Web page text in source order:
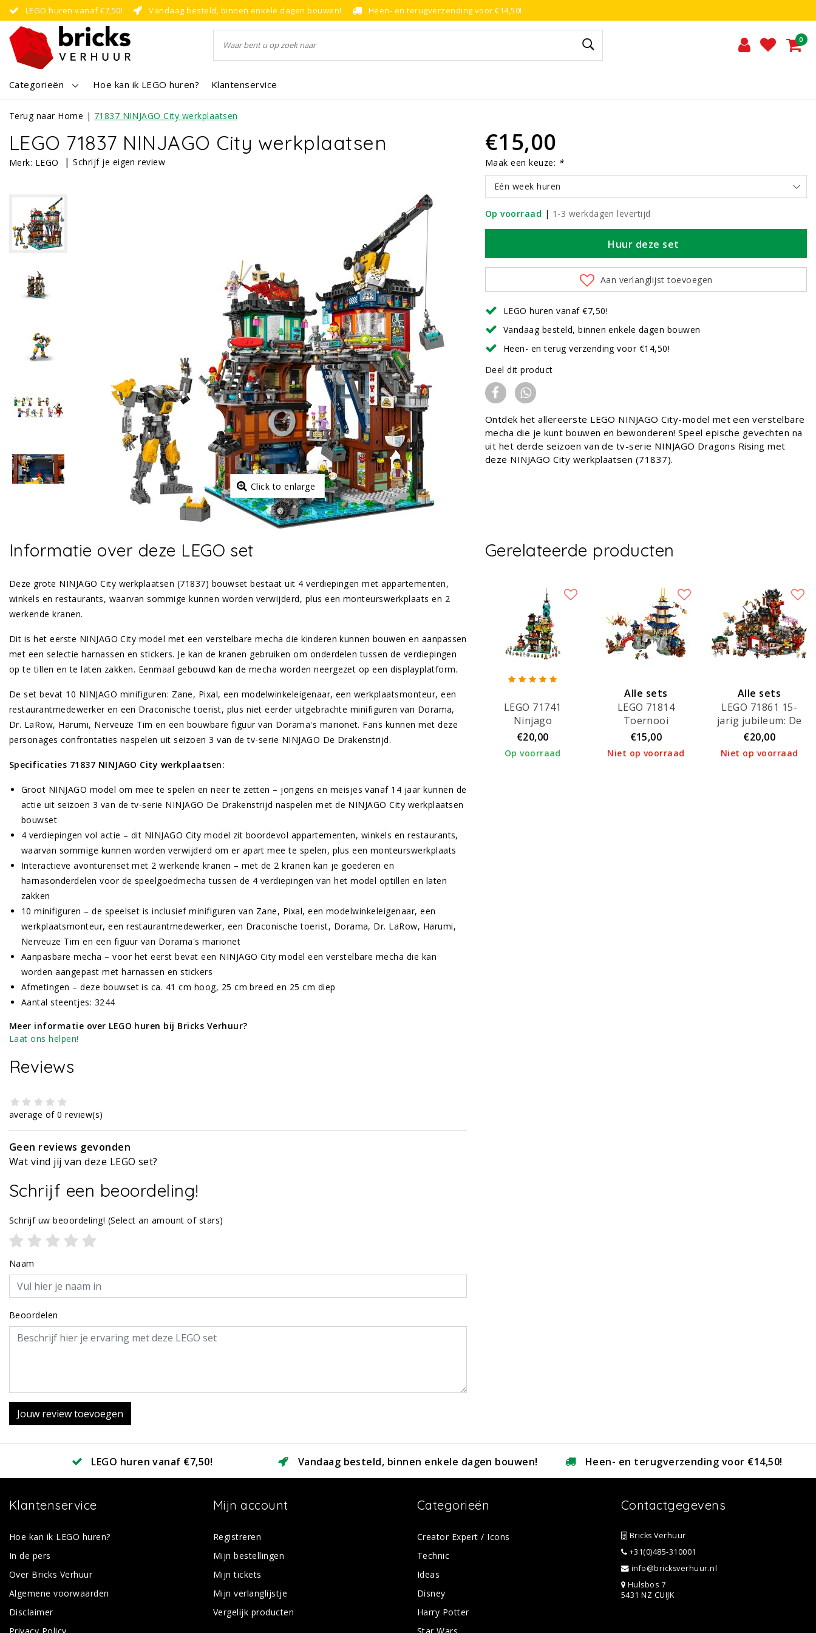
LEGO huren vanaf €7,50! Vandaag besteld, binnen enkele dagen bouwen! Heen- en terugverzending voor €14,50!
0
Categorieën Hoe kan ik LEGO huren? Klantenservice
Terug naar Home | 71837 NINJAGO City werkplaatsen
LEGO 71837 NINJAGO City werkplaatsen
Merk: LEGO |Schrijf je eigen review
Click to enlarge
€15,00
Maak een keuze: *
Eén week huren
Op voorraad | 1-3 werkdagen levertijd
Huur deze set
Aan verlanglijst toevoegen
LEGO huren vanaf €7,50!
Vandaag besteld, binnen enkele dagen bouwen
Heen- en terug verzending voor €14,50!
Deel dit product
Ontdek het allereerste LEGO NINJAGO City-model met een verstelbare
mecha die je kunt bouwen en bewonderen! Speel epische gevechten na
uit het derde seizoen van de tv-serie NINJAGO Dragons Rising met
deze NINJAGO City werkplaatsen (71837).
Informatie over deze LEGO set
Deze grote NINJAGO City werkplaatsen (71837) bouwset bestaat uit 4 verdiepingen met appartementen,
winkels en restaurants, waarvan sommige kunnen worden verwijderd, plus een monteurswerkplaats en 2
werkende kranen.
Dit is het eerste NINJAGO City model met een verstelbare mecha die kinderen kunnen bouwen en aanpassen
met een selectie harnassen en stickers. Je kan de kranen gebruiken om onderdelen tussen de verdiepingen
op te tillen en te laten zakken. Eenmaal gebouwd kan de mecha worden neergezet op een displayplatform.
De set bevat 10 NINJAGO minifiguren: Zane, Pixal, een modelwinkeleigenaar, een werkplaatsmonteur, een
restaurantmedewerker en een Draconische toerist, plus niet eerder uitgebrachte minifiguren van Dorama,
Dr. LaRow, Harumi, Nerveuze Tim en een bouwbare figuur van Dorama's marionet. Fans kunnen met deze
personages confrontaties naspelen uit seizoen 3 van de tv-serie NINJAGO De Drakenstrijd.
Specificaties 71837 NINJAGO City werkplaatsen:
Groot NINJAGO model om mee te spelen en neer te zetten – jongens en meisjes vanaf 14 jaar kunnen de
actie uit seizoen 3 van de tv-serie NINJAGO De Drakenstrijd naspelen met de NINJAGO City werkplaatsen
bouwset
4 verdiepingen vol actie – dit NINJAGO City model zit boordevol appartementen, winkels en restaurants,
waarvan sommige kunnen worden verwijderd om er apart mee te spelen, plus een monteurswerkplaats
Interactieve avonturenset met 2 werkende kranen – met de 2 kranen kan je goederen en
harnasonderdelen voor de speelgoedmecha tussen de 4 verdiepingen van het model optillen en laten
zakken
10 minifiguren – de speelset is inclusief minifiguren van Zane, Pixal, een modelwinkeleigenaar, een
werkplaatsmonteur, een restaurantmedewerker, een Draconische toerist, Dorama, Dr. LaRow, Harumi,
Nerveuze Tim en een figuur van Dorama's marionet
Aanpasbare mecha – voor het eerst bevat een NINJAGO City model een verstelbare mecha die kan
worden aangepast met harnassen en stickers
Afmetingen – deze bouwset is ca. 41 cm hoog, 25 cm breed en 25 cm diep
Aantal steentjes: 3244
Meer informatie over LEGO huren bij Bricks Verhuur?
Laat ons helpen!
Reviews
average of 0 review(s)
Geen reviews gevonden
Wat vind jij van deze LEGO set?
Schrijf een beoordeling!
Schrijf uw beoordeling! (Select an amount of stars)
Naam
Beoordelen
Jouw review toevoegen
Gerelateerde producten
LEGO 71741
Ninjago
Stadstuinen
€20,00
Op voorraad
Alle sets
verhuurd!
LEGO 71814
Toernooi
tempelstad
€15,00
Niet op voorraad
Alle sets
verhuurd!
LEGO 71861 15-
jarig jubileum: De
oude stad
€20,00
Niet op voorraad
LEGO huren vanaf €7,50! Vandaag besteld, binnen enkele dagen bouwen! Heen- en terugverzending voor €14,50!
Klantenservice
Hoe kan ik LEGO huren?
In de pers
Over Bricks Verhuur
Algemene voorwaarden
Disclaimer
Privacy Policy
Mijn account
Registreren
Mijn bestellingen
Mijn tickets
Mijn verlanglijstje
Vergelijk producten
Categorieën
Creator Expert / Icons
Technic
Ideas
Disney
Harry Potter
Star Wars
Contactgegevens
Bricks Verhuur
+31(0)485-310001
info@bricksverhuur.nl
Hulsbos 7
5431 NZ CUIJK